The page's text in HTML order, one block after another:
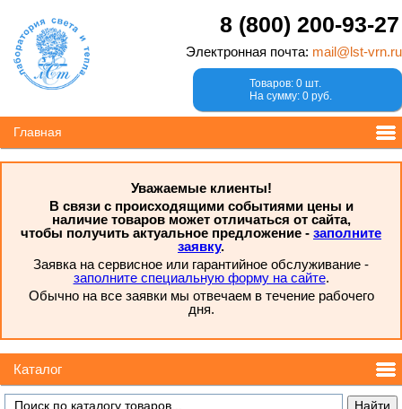
8 (800) 200-93-27
Электронная почта: mail@lst-vrn.ru
Товаров: 0 шт.
На сумму: 0 руб.
Главная
Уважаемые клиенты!
В связи с происходящими событиями цены и
наличие товаров может отличаться от сайта,
чтобы получить актуальное предложение - заполните
заявку.
Заявка на сервисное или гарантийное обслуживание -
заполните специальную форму на сайте.
Обычно на все заявки мы отвечаем в течение рабочего
дня.
Каталог